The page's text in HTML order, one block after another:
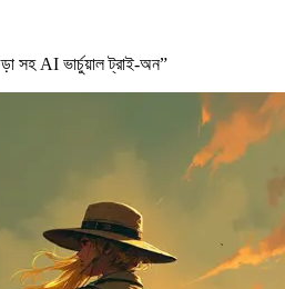
সহ AI ভার্চুয়াল ট্রাই-অন”